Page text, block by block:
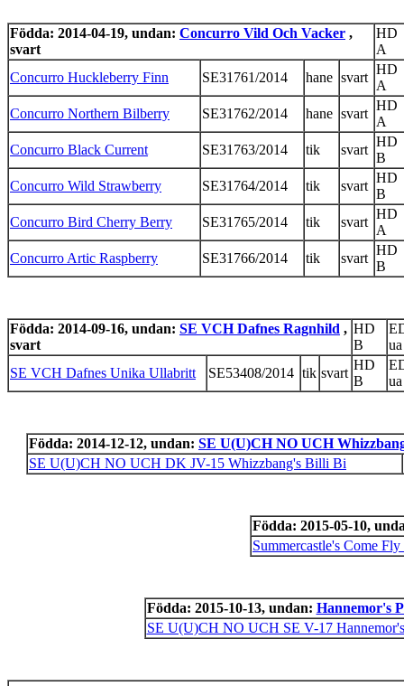
Födda: 2014-04-19, undan: Concurro Vild Och Vacker ,
svart
HD
A
Concurro Huckleberry Finn
SE31761/2014 hane svart
HD
A
Concurro Northern Bilberry
SE31762/2014 hane svart
HD
A
Concurro Black Current
SE31763/2014 tik svart
HD
B
Concurro Wild Strawberry
SE31764/2014 tik svart
HD
B
Concurro Bird Cherry Berry
SE31765/2014 tik svart
HD
A
Concurro Artic Raspberry
SE31766/2014 tik svart
HD
B
Födda: 2014-09-16, undan: SE VCH Dafnes Ragnhild ,
svart
HD
B
ua
SE VCH Dafnes Unika Ullabritt
SE53408/2014 tik svart
HD
B
ua
Födda: 2014-12-12, undan: SE U(U)CH NO UCH
SE U(U)CH NO UCH DK JV-15 Whizzbang's Billi Bi
Födda: 2015-05-10,
Summercastle's Come
Födda: 2015-10-13, undan: Hannemor's
SE U(U)CH NO UCH SE V-17